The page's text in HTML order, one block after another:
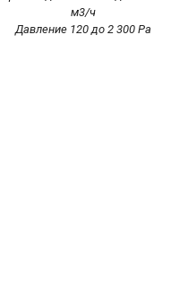
м3/ч
Давление 120 до 2 300 Ра